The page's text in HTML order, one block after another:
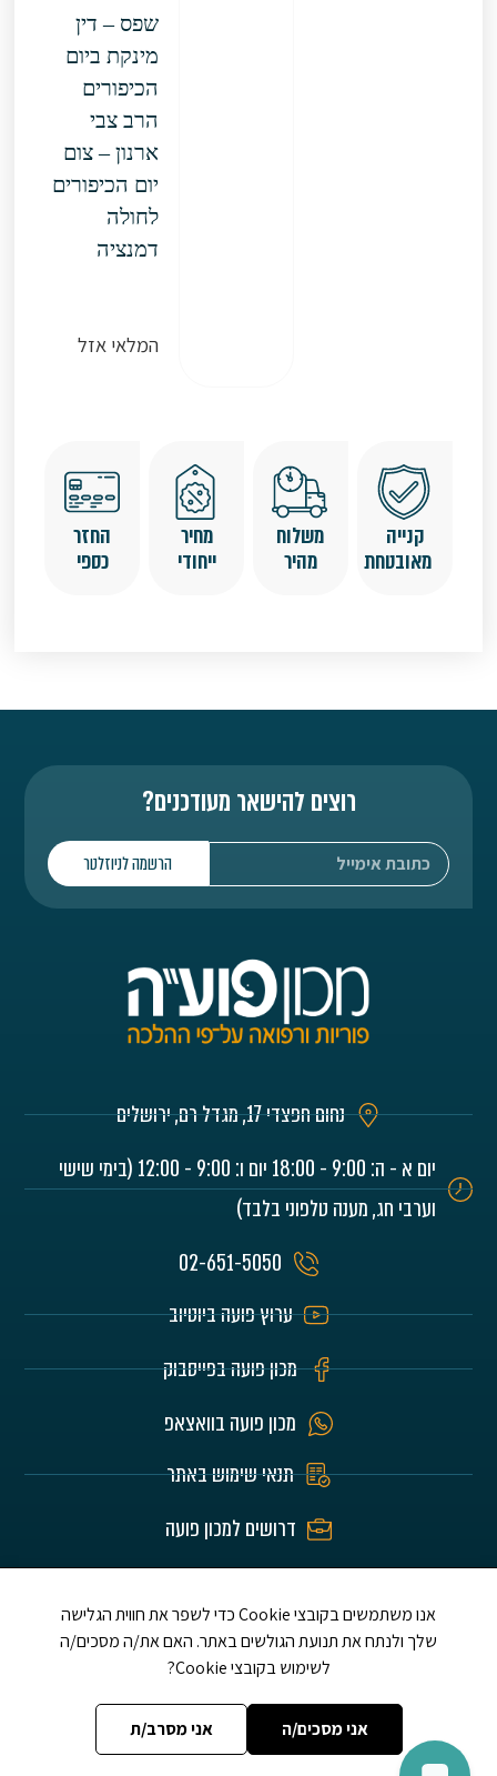
שפס – דין
מינקת ביום
הכיפורים
הרב צבי
ארנון – צום
יום הכיפורים
לחולה
דמנציה
המלאי אזל
קנייה
מאובטחת
משלוח
מהיר
מחיר
ייחודי
החזר
כספי
רוצים להישאר מעודכנים?
הרשמה לניוזלטר
נחום חפצדי 17, מגדל רם, ירושלים
יום א - ה: 9:00 - 18:00 יום ו: 9:00 - 12:00 (בימי שישי
וערבי חג, מענה טלפוני בלבד)
02-651-5050
ערוץ פועה ביוטיוב
מכון פועה בפייסבוק
מכון פועה בוואצאפ
תנאי שימוש באתר
דרושים למכון פועה
ז"ל ושלום אברדם ז"ל ת.נ.צ.ב.ה.אנו משתמשים בקובצי Cookie כדי לשפר את חווית הגלישה
שלך ולנתח את תנועת הגולשים באתר. האם את/ה מסכים/ה
לשימוש בקובצי Cookie?
אני מסכים/ה אני מסרב/ת